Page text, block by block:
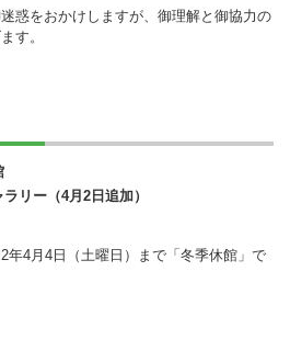
惑をおかけしますが、御理解と御協力の
す。
リー（4月2日追加）
4月4日（土曜日）まで「冬季休館」で